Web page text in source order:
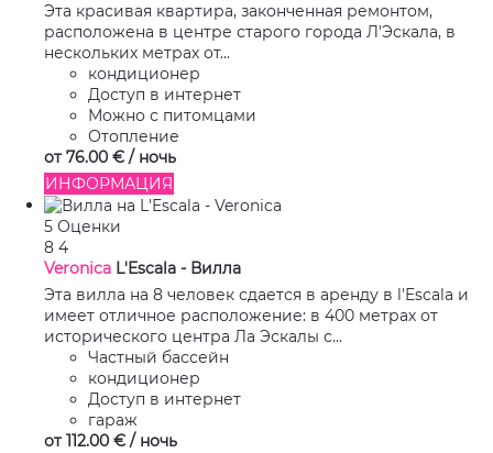
Эта красивая квартира, законченная ремонтом,
расположена в центре старого города Л'Эскала, в
нескольких метрах от...
кондиционер
Доступ в интернет
Можно с питомцами
Отопление
от 76.00 € / ночь
ИНФОРМАЦИЯ
5 Оценки
8 4
Veronica L'Escala - Вилла
Эта вилла на 8 человек сдается в аренду в l'Escala и
имеет отличное расположение: в 400 метрах от
исторического центра Ла Эскалы с...
Частный бассейн
кондиционер
Доступ в интернет
гараж
от 112.00 € / ночь